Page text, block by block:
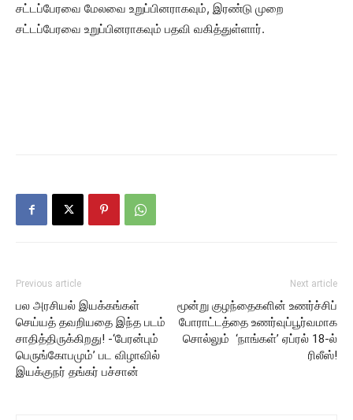
சட்டப்பேரவை மேலவை உறுப்பினராகவும், இரண்டு முறை
சட்டப்பேரவை உறுப்பினராகவும் பதவி வகித்துள்ளார்.
Previous article
பல அரசியல் இயக்கங்கள்
செய்யத் தவறியதை இந்த படம்
சாதித்திருக்கிறது! -‘பேரன்பும்
பெருங்கோபமும்’ பட விழாவில்
இயக்குநர் தங்கர் பச்சான்
Next article
மூன்று குழந்தைகளின் உணர்ச்சிப்
போராட்டத்தை உணர்வுப்பூர்வமாக
சொல்லும் ‘நாங்கள்’ ஏப்ரல் 18-ல்
ரிலீஸ்!